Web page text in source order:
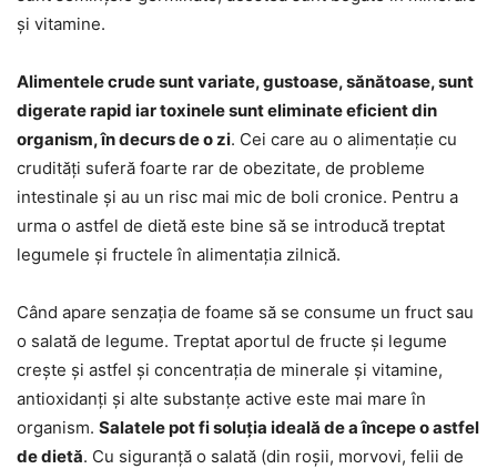
și vitamine.
Alimentele crude sunt variate, gustoase, sănătoase, sunt
digerate rapid iar toxinele sunt eliminate eficient din
organism, în decurs de o zi. Cei care au o alimentație cu
crudități suferă foarte rar de obezitate, de probleme
intestinale și au un risc mai mic de boli cronice. Pentru a
urma o astfel de dietă este bine să se introducă treptat
legumele și fructele în alimentația zilnică.
Când apare senzația de foame să se consume un fruct sau
o salată de legume. Treptat aportul de fructe și legume
crește și astfel și concentrația de minerale și vitamine,
antioxidanți și alte substanțe active este mai mare în
organism. Salatele pot fi soluția ideală de a începe o astfel
de dietă. Cu siguranță o salată (din roșii, morvovi, felii de